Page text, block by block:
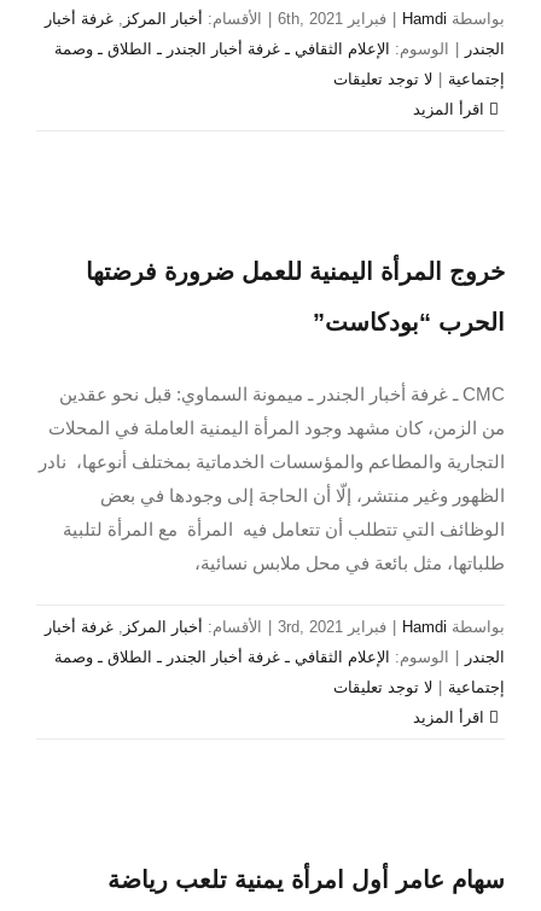
بواسطة Hamdi فبراير 6th, 2021 الأقسام: أخبار المركز , غرفة أخبار
الجندر
الوسوم:
الإعلام الثقافي ـ غرفة أخبار الجندر ـ الطلاق ـ وصمة
إجتماعية
لا توجد تعليقات
خروج المرأة اليمنية للعمل ضرورة فرضتها
الحرب “بودكاست”
CMC ـ غرفة أخبار الجندر ـ ميمونة السماوي: قبل نحو عقدين
من الزمن، كان مشهد وجود المرأة اليمنية العاملة في المحلات
التجارية والمطاعم والمؤسسات الخدماتية بمختلف أنوعها، نادر
الظهور وغير منتشر، إلّا أن الحاجة إلى وجودها في بعض
الوظائف التي تتطلب أن تتعامل فيه المرأة مع المرأة لتلبية
طلباتها، مثل بائعة في محل ملابس نسائية،
بواسطة Hamdi فبراير 3rd, 2021 الأقسام: أخبار المركز , غرفة أخبار
الجندر
الوسوم:
الإعلام الثقافي ـ غرفة أخبار الجندر ـ الطلاق ـ وصمة
إجتماعية
لا توجد تعليقات
سهام عامر أول امرأة يمنية تلعب رياضة